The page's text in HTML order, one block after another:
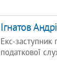
Ігнатов
Екс-заступник
податкової